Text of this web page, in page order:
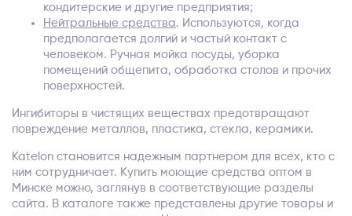
кондитерские и другие предприятия;
Нейтральные средства. Используются, когда
предполагается долгий и частый контакт с
человеком. Ручная мойка посуды, уборка
помещений общепита, обработка столов и прочих
поверхностей.
Ингибиторы в чистящих веществах предотвращают
повреждение металлов, пластика, стекла, керамики.
Katelon становится надежным партнером для всех, кто с
ним сотрудничает. Купить моющие средства оптом в
Минске можно, заглянув в соответствующие разделы
сайта. В каталоге также представлены другие товары и